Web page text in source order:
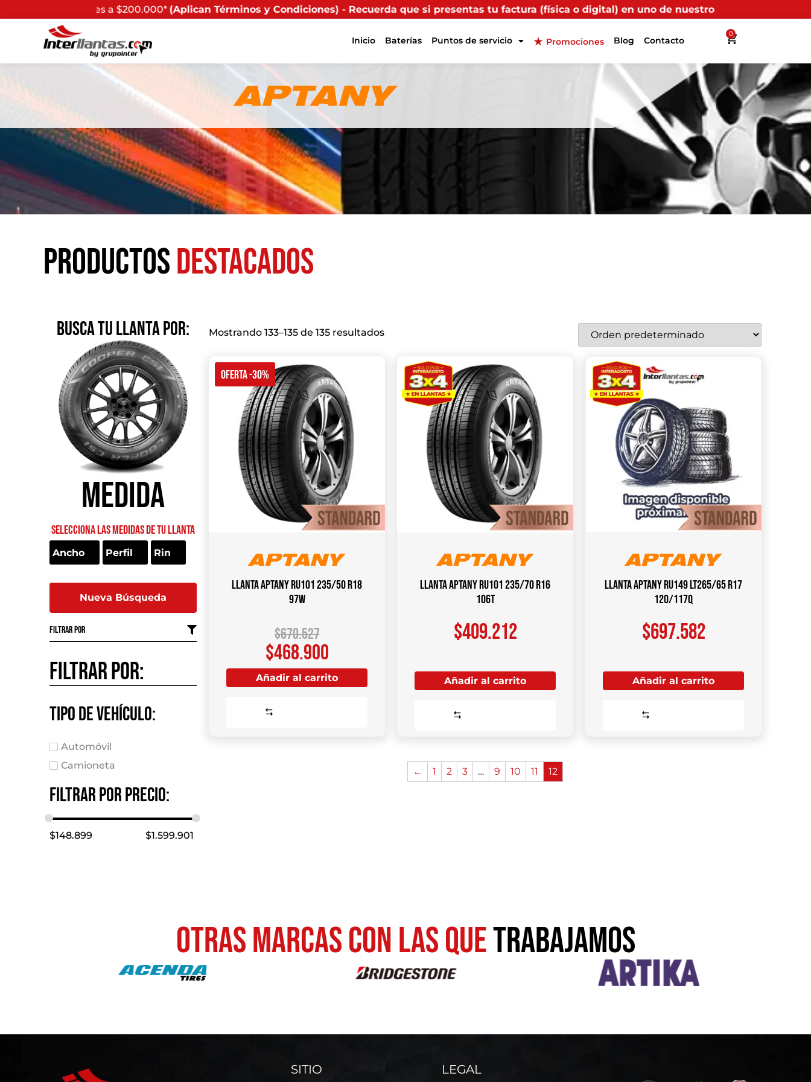
(Aplican Términos y Condiciones) - Recuerda que si presentas tu factura (física o digital) en uno de nuestros puntos propios, recibirás más
Inicio Baterías Puntos de servicio Promociones Blog Contacto
0
Productosdestacados
BUSCA TU LLANTA POR:
Medida
Selecciona las medidas de tu llanta
Nueva Búsqueda
Filtrar por
Filtrar por:
Tipo de vehículo:
Automóvil
Camioneta
Filtrar por precio:
$148.899 $1.599.901
Mostrando 133–135 de 135 resultados
OFERTA -30%
Llanta APTANY RU101 235/50 R18
97W
$670.527
$468.900
Añadir al carrito
Llanta Aptany RU101 235/70 R16
106T
$409.212
Añadir al carrito
Llanta Aptany RU149 LT265/65 R17
120/117Q
$697.582
Añadir al carrito
← 1 2 3 … 9 10 11 12
otras MARCAS CON LAS QUETRABAJAMOS
SITIO LEGAL